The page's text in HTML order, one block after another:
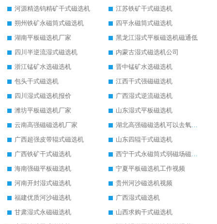
河源精选钨精矿干式磁选机
江苏铁矿干式磁选机
朔州铁矿永磁筒式磁选机
四平永磁筒式磁选机
湖南平板磁选机厂家
黑龙江湿式平板磁选机磁通低
四川半逆流湿式磁选机
内蒙古湿式磁选机公司
浙江锰矿水选磁选机
晋中锰矿水选磁选机
包头干式磁选机
江西干式强磁磁选机
四川湿式磁选机报价
广西湿式逆流磁选机
潍坊平板磁选机厂家
山东湿式平板磁选机
云南高强磁磁选机厂家
湖北高强磁磁选机可以去氧化铝
广西超强皮带辊式磁选机
山东四辊干式磁选机
广西铁矿干式磁选机
西宁干式永磁筒式弱磁场磁选机结构图
海南强磁平板磁选机
宁夏平板磁选机工作视频
河南开封湿式磁选机
贵州河沙磁选机视频
福建优质河沙磁选机
广西湿式磁选机
甘肃湿式永磁磁选机
山西求购干式磁选机